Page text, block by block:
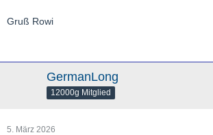
Gruß Rowi
GermanLong
12000g Mitglied
5. März 2026